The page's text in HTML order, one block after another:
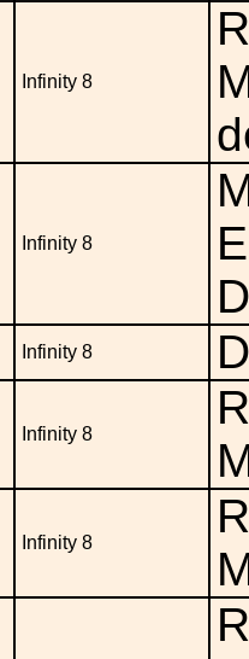
Infinity 8
Infinity 8
Infinity 8
Infinity 8
Infinity 8